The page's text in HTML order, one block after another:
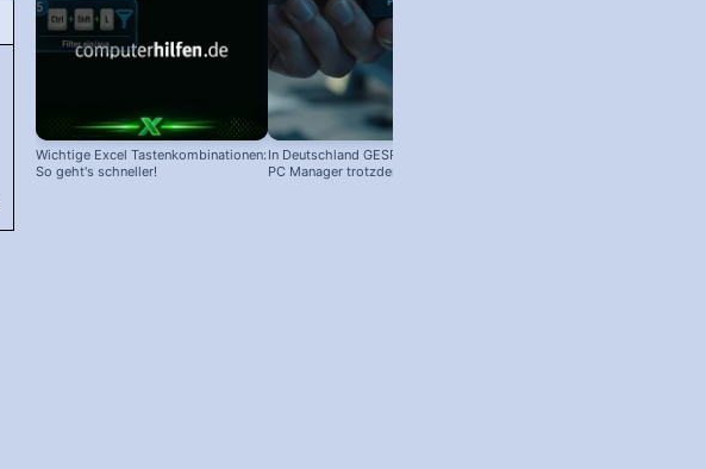
Wichtige Excel Tastenkombinationen:
So geht's schneller!
In Deutschland GESPERRT: Microsoft
PC Manager trotzdem installieren